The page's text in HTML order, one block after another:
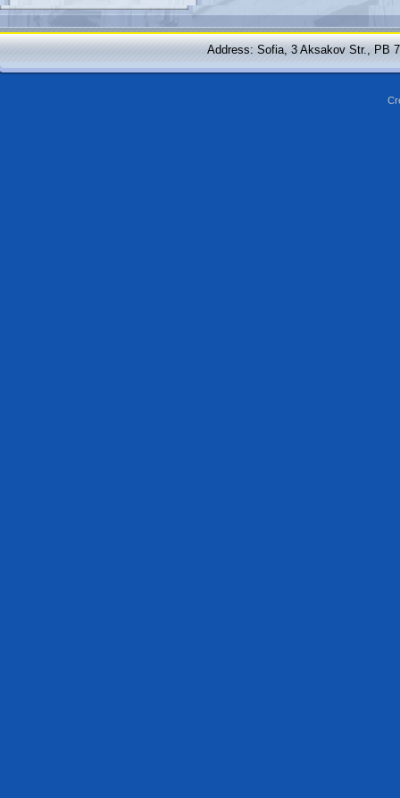
Address: Sofia, 3 Aksakov Str., PB